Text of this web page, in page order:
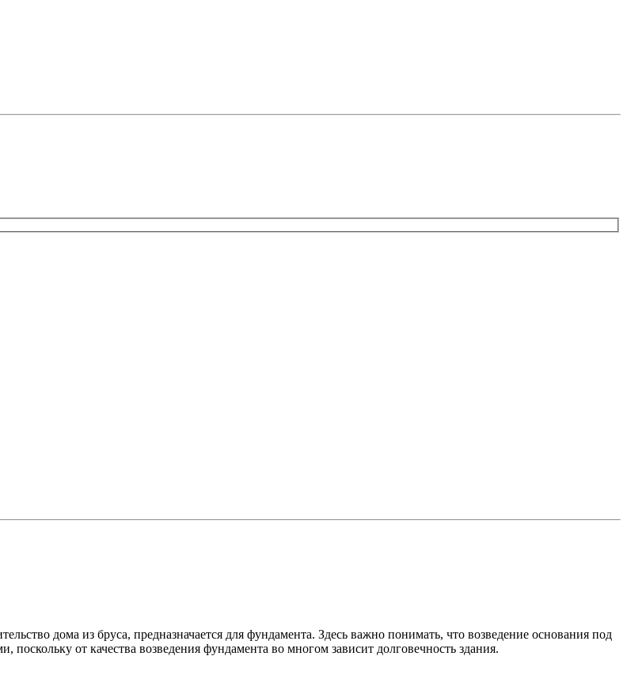
дома из бруса, предназначается для фундамента. Здесь важно понимать, что возведение основания под
от качества возведения фундамента во многом зависит долговечность здания.